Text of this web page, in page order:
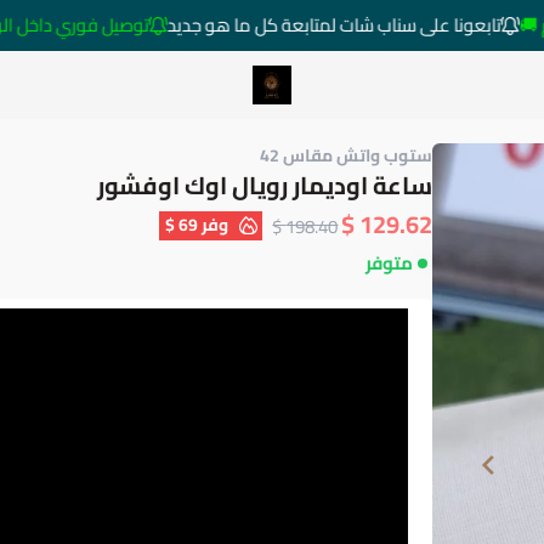
تابعونا على سناب شات لمتابعة كل ما هو جديد توصيل فوري داخل الرياض
متجر ساعات رومانس
ستوب واتش مقاس 42
ساعة اوديمار رويال اوك اوفشور
129.62 $
198.40 $ وفر69 $
متوفر